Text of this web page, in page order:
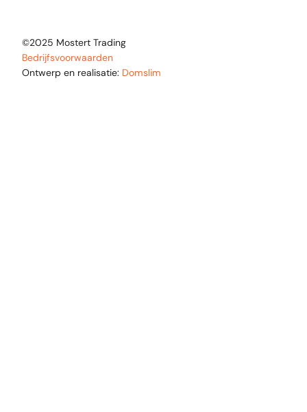
©2025 Mostert Trading
Bedrijfsvoorwaarden
Ontwerp en realisatie: Domslim